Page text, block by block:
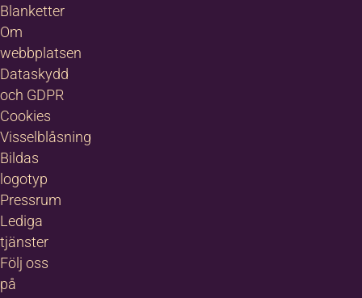
Blanketter
Om
webbplatsen
Dataskydd
och GDPR
Cookies
Visselblåsning
Bildas
logotyp
Pressrum
Lediga
tjänster
Följ oss
på